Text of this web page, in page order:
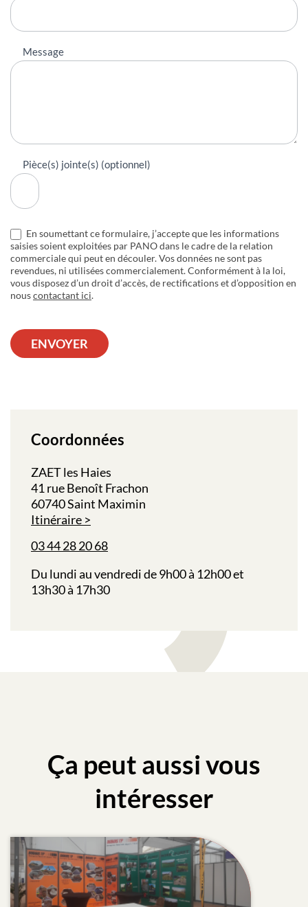
Message
Pièce(s) jointe(s) (optionnel)
En soumettant ce formulaire, j’accepte que les informations
saisies soient exploitées par PANO dans le cadre de la relation
commerciale qui peut en découler. Vos données ne sont pas
revendues, ni utilisées commercialement. Conformément à la loi,
vous disposez d’un droit d’accès, de rectifications et d’opposition en
nouscontactant ici.
ENVOYER
Coordonnées
ZAET les Haies
41 rue Benoît Frachon
60740 Saint Maximin
Itinéraire
03 44 28 20 68
Du lundi au vendredi de 9h00 à 12h00 et
13h30 à 17h30
Ça peut aussi vous
intéresser